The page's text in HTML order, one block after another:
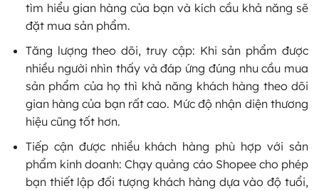
tìm hiểu gian hàng của bạn và kích cầu khả năng sẽ
đặt mua sản phẩm.
Tăng lượng theo dõi, truy cập: Khi sản phẩm được
nhiều người nhìn thấy và đáp ứng đúng nhu cầu mua
sản phẩm của họ thì khả năng khách hàng theo dõi
gian hàng của bạn rất cao. Mức độ nhận diện thương
hiệu cũng tốt hơn.
Tiếp cận được nhiều khách hàng phù hợp với sản
phẩm kinh doanh: Chạy quảng cáo Shopee cho phép
bạn thiết lập đối tượng khách hàng dựa vào độ tuổi,